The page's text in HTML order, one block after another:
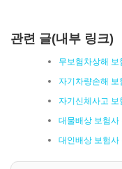
관련 글(내부 링크)
무보험차상해
자기차량손해 보
자기신체사고 보
대물배상 보험사
대인배상 보험사